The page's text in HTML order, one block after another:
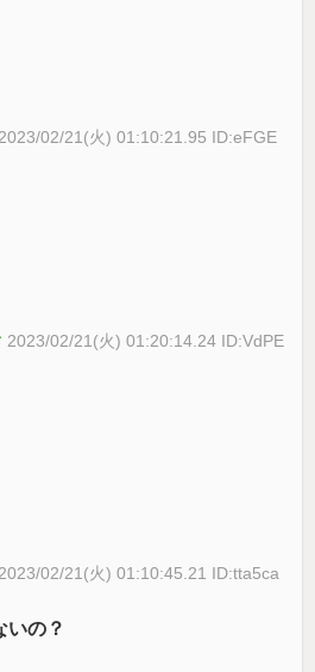
2023/02/21(火) 01:10:21.95 ID:eFGE
2023/02/21(火) 01:20:14.24 ID:VdPE
2023/02/21(火) 01:10:45.21 ID:tta5ca
いの？